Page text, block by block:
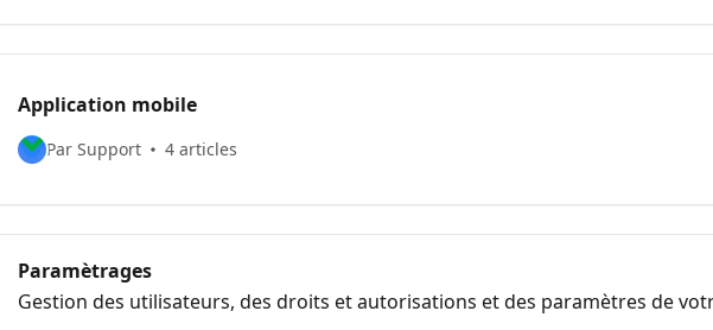
Application mobile
Par Support 4 articles
Paramètrages
Gestion des utilisateurs, des droits et autorisations et des paramètres de